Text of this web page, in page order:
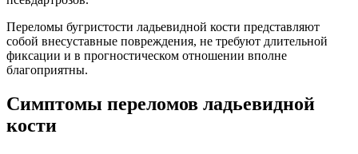
Переломы бугристости ладьевидной кости представляют
собой внесуставные повреждения, не требуют длительной
фиксации и в прогностическом отношении вполне
благоприятны.
Симптомы переломов ладьевидной
кости